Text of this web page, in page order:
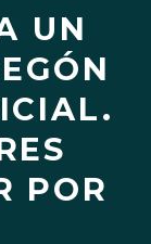
UN
POR